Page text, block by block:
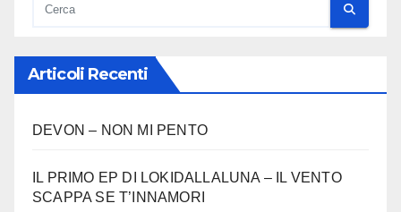
Articoli Recenti
DEVON – NON MI PENTO
IL PRIMO EP DI LOKIDALLALUNA – IL VENTO
SCAPPA SE T’INNAMORI